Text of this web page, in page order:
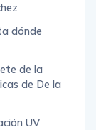
dónde
de la
de De la
UV